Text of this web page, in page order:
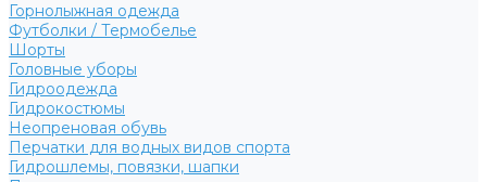
Горнолыжная одежда
Футболки / Термобелье
Шорты
Головные уборы
Гидроодежда
Гидрокостюмы
Неопреновая обувь
Перчатки для водных видов спорта
Гидрошлемы, повязки, шапки